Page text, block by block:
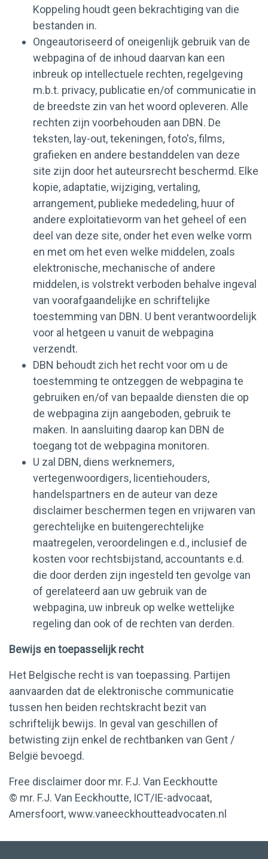
Koppeling houdt geen bekrachtiging van die
bestanden in.
Ongeautoriseerd of oneigenlijk gebruik van de
webpagina of de inhoud daarvan kan een
inbreuk op intellectuele rechten, regelgeving
m.b.t. privacy, publicatie en/of communicatie in
de breedste zin van het woord opleveren. Alle
rechten zijn voorbehouden aan DBN. De
teksten, lay-out, tekeningen, foto's, films,
grafieken en andere bestanddelen van deze
site zijn door het auteursrecht beschermd. Elke
kopie, adaptatie, wijziging, vertaling,
arrangement, publieke mededeling, huur of
andere exploitatievorm van het geheel of een
deel van deze site, onder het even welke vorm
en met om het even welke middelen, zoals
elektronische, mechanische of andere
middelen, is volstrekt verboden behalve ingeval
van voorafgaandelijke en schriftelijke
toestemming van DBN. U bent verantwoordelijk
voor al hetgeen u vanuit de webpagina
verzendt.
DBN behoudt zich het recht voor om u de
toestemming te ontzeggen de webpagina te
gebruiken en/of van bepaalde diensten die op
de webpagina zijn aangeboden, gebruik te
maken. In aansluiting daarop kan DBN de
toegang tot de webpagina monitoren.
U zal DBN, diens werknemers,
vertegenwoordigers, licentiehouders,
handelspartners en de auteur van deze
disclaimer beschermen tegen en vrijwaren van
gerechtelijke en buitengerechtelijke
maatregelen, veroordelingen e.d., inclusief de
kosten voor rechtsbijstand, accountants e.d.
die door derden zijn ingesteld ten gevolge van
of gerelateerd aan uw gebruik van de
webpagina, uw inbreuk op welke wettelijke
regeling dan ook of de rechten van derden.
Bewijs en toepasselijk recht
Het Belgische recht is van toepassing. Partijen
aanvaarden dat de elektronische communicatie
tussen hen beiden rechtskracht bezit van
schriftelijk bewijs. In geval van geschillen of
betwisting zijn enkel de rechtbanken van Gent /
België bevoegd.
Free disclaimer door mr. F.J. Van Eeckhoutte
© mr. F.J. Van Eeckhoutte, ICT/IE-advocaat,
Amersfoort,www.vaneeckhoutteadvocaten.nl